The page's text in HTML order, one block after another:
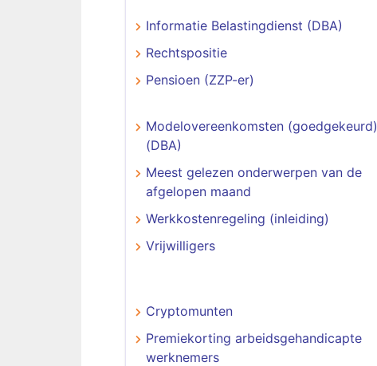
Informatie Belastingdienst (DBA)
Rechtspositie
Pensioen (ZZP-er)
Modelovereenkomsten (goedgekeurd)
(DBA)
Meest gelezen onderwerpen van de
afgelopen maand
Werkkostenregeling (inleiding)
Vrijwilligers
Cryptomunten
Premiekorting arbeidsgehandicapte
werknemers